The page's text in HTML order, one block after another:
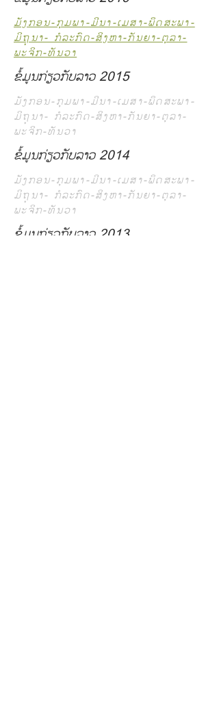
ມັງກອນ-ກຸມພາ-ມີນາ-ເມສາ-ພຶດສະພາ-
ມິຖຸນາ- ກໍລະກົດ-ສິງຫາ-ກັນຍາ-ຕຸລາ-
ພະຈິກ-ທັນວາ
ຂໍ້ມູນກ່ຽວກັບລາວ 2015
ມັງກອນ-ກຸມພາ-ມີນາ-ເມສາ-ພຶດສະພາ-
ມິຖຸນາ- ກໍລະກົດ-ສິງຫາ-ກັນຍາ-ຕຸລາ-
ພະຈິກ-ທັນວາ
ຂໍ້ມູນກ່ຽວກັບລາວ 2014
ມັງກອນ-ກຸມພາ-ມີນາ-ເມສາ-ພຶດສະພາ-
ມິຖຸນາ- ກໍລະກົດ-ສິງຫາ-ກັນຍາ-ຕຸລາ-
ພະຈິກ-ທັນວາ
ຂໍ້ມູນກ່ຽວກັບລາວ 2013